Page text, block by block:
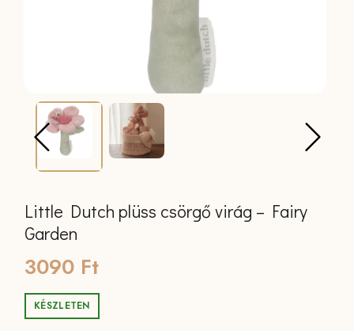
Little Dutch plüss csörgő virág – Fairy
Garden
3090 Ft
KÉSZLETEN